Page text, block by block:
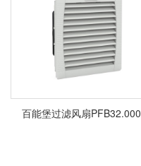
百能堡过滤风扇PFB32.000